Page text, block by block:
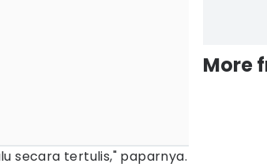
secara tertulis," paparnya.
More